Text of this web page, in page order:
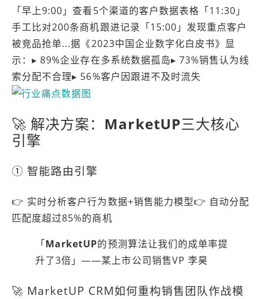
「早上9:00」查看5个渠道的客户数据表格「11:30」
手工比对200条商机跟进记录「15:00」发现重点客户
被竞品抢单...据《2023中国企业数字化白皮书》显
示：▸ 89%企业存在多系统数据孤岛▸ 73%销售认为线
索分配不合理▸ 56%客户因跟进不及时流失
🚀 解决方案： MarketUP三大核心
引擎
① 智能路由引擎
👉 实时分析客户行为数据+销售能力模型👉 自动分配
匹配度超过85%的商机
「MarketUP的预测算法让我们的成单率提
升了3倍」——某上市公司销售VP 李昊
🚀 MarketUP CRM如何重构销售团队作战模